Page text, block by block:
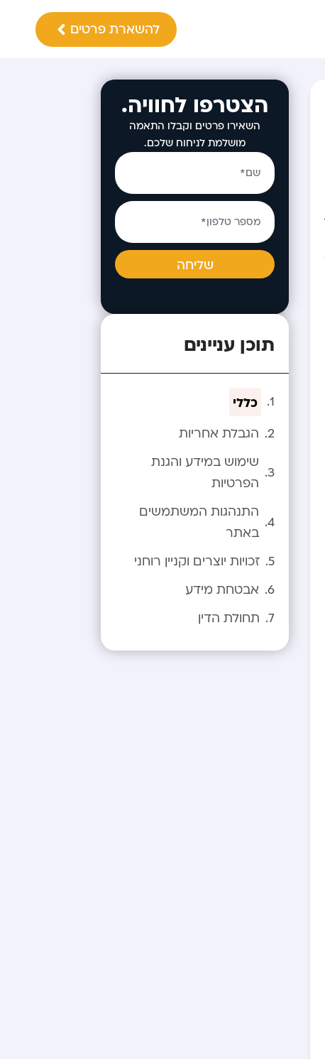
להשארת פרטים
הצטרפו לחוויה.
השאירו פרטים וקבלו התאמה
מושלמת לניחוח שלכם.
שליחה
תוכן עניינים
כללי
הגבלת אחריות
שימוש במידע והגנת
הפרטיות
התנהגות המשתמשים
באתר
זכויות יוצרים וקניין רוחני
אבטחת מידע
תחולת הדין